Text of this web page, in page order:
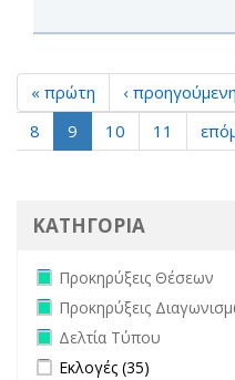
« πρώτη ‹ προηγούμενη
8
9 10 11
ΚΑΤΗΓΟΡΙΑ
Remove Προκηρύξεις
Προκηρύξεις Θέσεων
Remove Προκηρύξεις
Προκηρύξεις
Remove Δελτία Τύπου
Δελτία Τύπου
Apply Εκλογές filter
Εκλογές (35)